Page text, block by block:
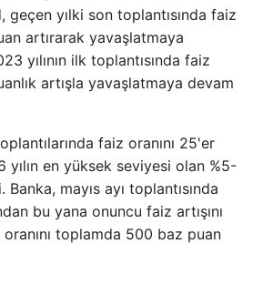
geçen yılki son toplantısında faiz
artırarak yavaşlatmaya
yılının ilk toplantısında faiz
artışla yavaşlatmaya devam
faiz oranını 25'er
yılın en yüksek seviyesi olan %5-
mayıs ayı toplantısında
bu yana onuncu faiz artışını
toplamda 500 baz puan